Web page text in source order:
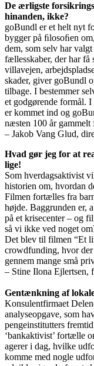
De ærligste
hinanden, ikke?
goBundl er et helt nyt
bygger på ﬁlosoﬁen
dem, som selv har
fællesskaber, der har få
villavejen,
skader, giver goBundl
tilbage. I bestemmer
et godgørende formål.
er kommet ind og
næsten 100 år gammelt
– Jakob Vang Glud,
Hvad gør jeg for at
lige!
Som hverdagsaktivist
historien om, hvordan
Filmen fortælles fra
højde. Baggrunden er,
på et krisecenter – og
så vi ikke ved noget
Det blev til filmen “Et
crowdfunding, hvor der
gennem mange små
– Stine Ilona Ejlertsen,
Gentænkning af
Konsulentfirmaet
analyseopgave, som
pengeinstitutters
‘bankaktivist’ fortælle
agerer i dag, hvilke
komme med nogle